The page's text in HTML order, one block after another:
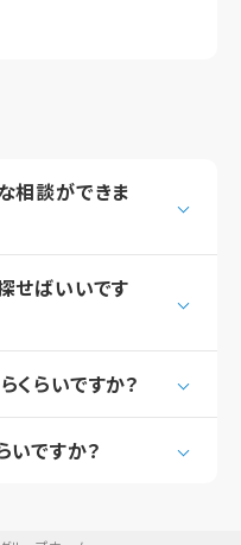
相談ができま
せばいいです
くらいですか？
いですか？